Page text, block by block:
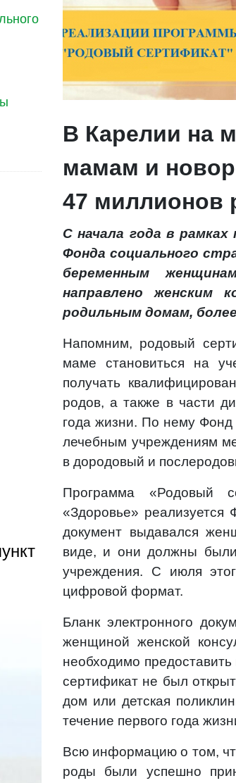
В Карелии на
мамам и
47 миллионов
С начала года в
Фонда социального
беременным
направлено женским
родильным домам,
Напомним, родовый
маме становиться на
получать
родов, а также в части
года жизни. По нему Фонд
лечебным учреждениям
в дородовый и
Программа «Родовый
«Здоровье» реализуется
документ выдавался
виде, и они должны были
учреждения. С июля
цифровой формат.
Бланк электронного
женщиной женской
необходимо
сертификат не был
дом или детская
течение первого года
Всю информацию о том,
роды были успешно